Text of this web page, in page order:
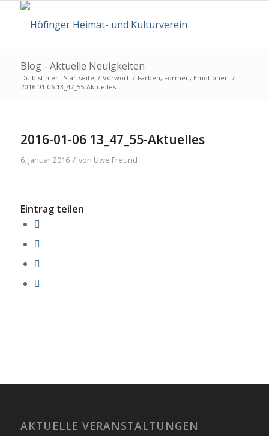
Blog - Aktuelle Neuigkeiten
Du bist hier: Startseite / Vorwort / Farben, Formen, Emotionen /
2016-01-06 13_47_55-Aktuelles
2016-01-06 13_47_55-Aktuelles
6. Januar 2016 / von Uwe Freund
Eintrag teilen
AKTUELLE VERANSTALTUNGEN